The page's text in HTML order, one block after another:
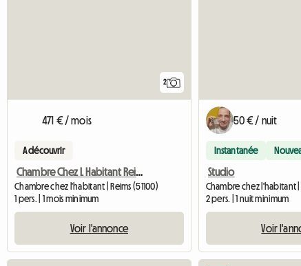
2
471 € / mois
A découvrir
Chambre Chez L Habitant Reims
Chambre chez l'habitant | Reims (51100)
1 pers. | 1 mois minimum
Voir l'annonce
50 € / nuit
Instantanée
Studio
2 pers. | 1 nuit minimum
Voir